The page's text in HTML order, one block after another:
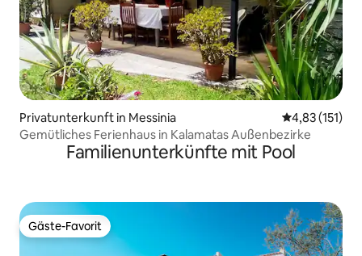
Privatunterkunft in Messinia
4,83 (151)
Gemütliches Ferienhaus in Kalamatas Außenbezirke
Familienunterkünfte mit Pool
Gäste-Favorit
Gäste-Favorit